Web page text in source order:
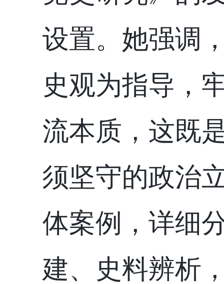
设置。 她强调
史观为指导，
流本质， 这既
须坚守的政治
体案例，详细
建、史料辨析